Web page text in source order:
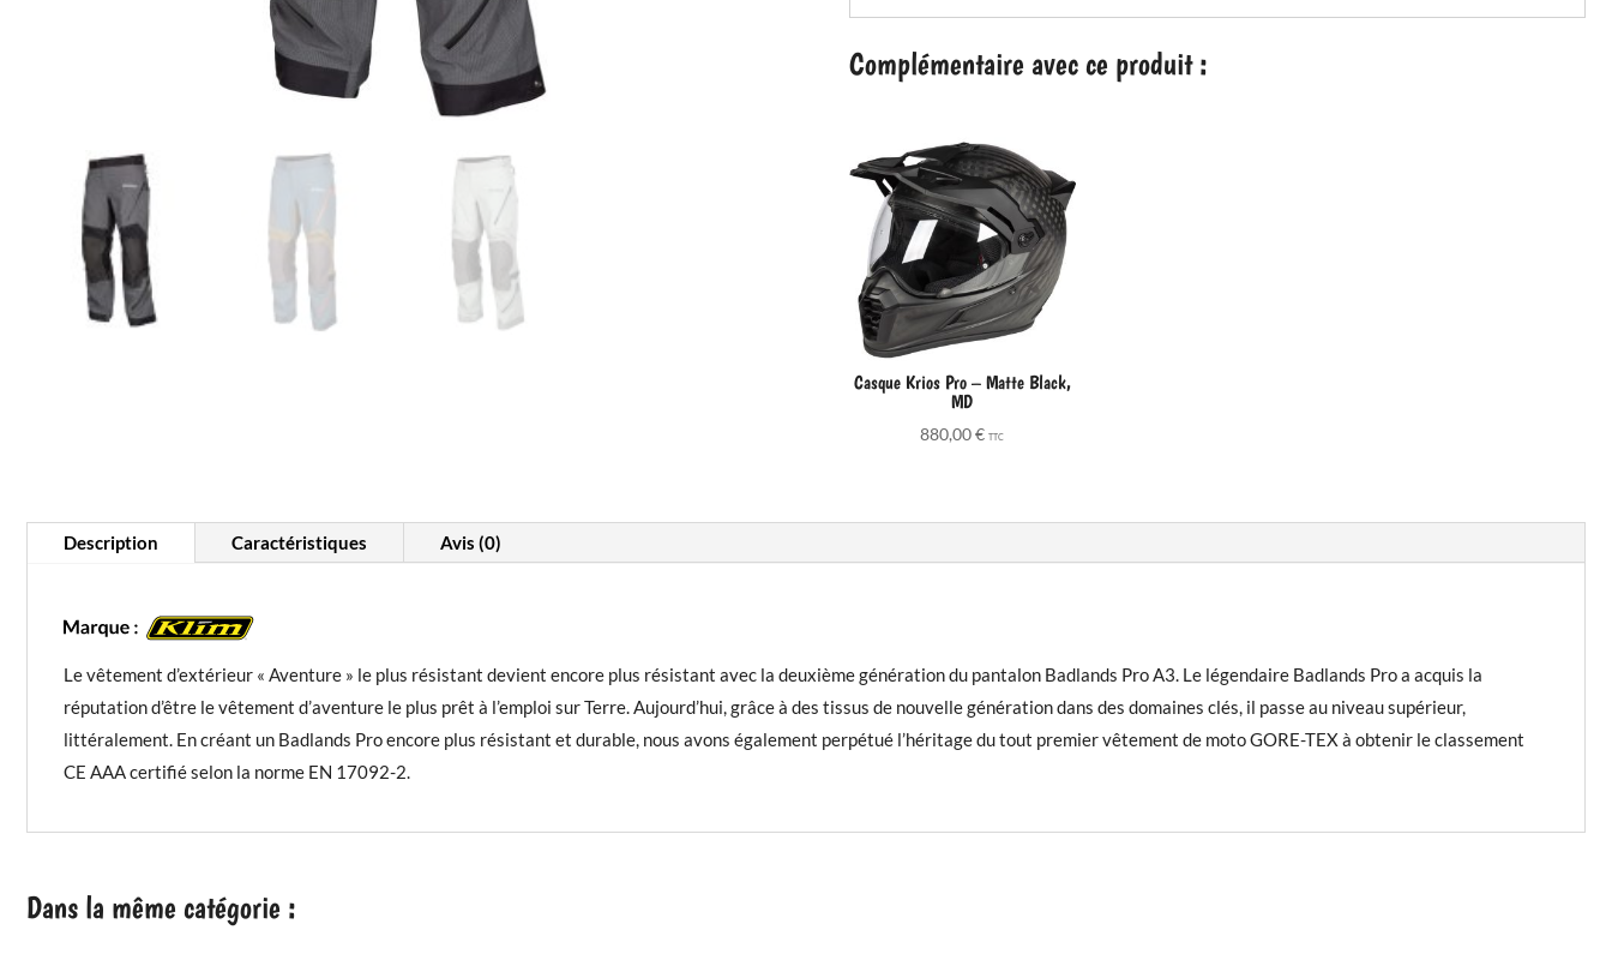
Pro
Complémentaire avec ce produit :
Casque Krios Pro – Matte Black,
MD
880,00€ TTC
Description Caractéristiques Avis (0)
Le vêtement d’extérieur « Aventure » le plus résistant devient encore plus résistant avec la deuxième génération du pantalon Badlands Pro A3. Le légendaire Badlands Pro a acquis la
réputation d’être le vêtement d’aventure le plus prêt à l’emploi sur Terre. Aujourd’hui, grâce à des tissus de nouvelle génération dans des domaines clés, il passe au niveau supérieur,
littéralement. En créant un Badlands Pro encore plus résistant et durable, nous avons également perpétué l’héritage du tout premier vêtement de moto GORE-TEX à obtenir le classement
CE AAA certifié selon la norme EN 17092-2.
Dans la même catégorie :